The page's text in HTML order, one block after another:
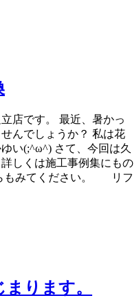
店です。 最近、暑かっ
んでしょうか？ 私は花
い(;^ω^) さて、今回は久
しくは施工事例集にもの
もみてください。 リフ
ります。